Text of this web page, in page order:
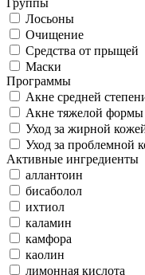
Лосьоны
Очищение
Средства от прыщей
Маски
Программы
Акне средней
Акне тяжелой формы
Уход за жирной
Уход за проблемной
Активные ингредиенты
аллантоин
бисаболол
ихтиол
каламин
камфора
каолин
лимонная кислота